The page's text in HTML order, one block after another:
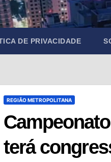
DE PRIVACIDADE
REGIÃO METROPOLITANA
terá